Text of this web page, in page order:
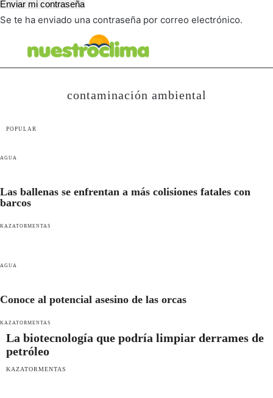
Se te ha enviado una contraseña por correo electrónico.
contaminación ambiental
POPULAR
AGUA
Las ballenas se enfrentan a más colisiones fatales con
barcos
KAZATORMENTAS
AGUA
Conoce al potencial asesino de las orcas
KAZATORMENTAS
La biotecnología que podría limpiar derrames de
petróleo
KAZATORMENTAS